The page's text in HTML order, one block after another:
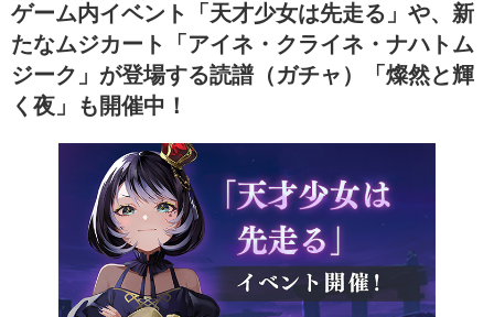
ゲーム内イベント「天才少女は先走る」や、新
たなムジカート「アイネ・クライネ・ナハトム
ジーク」が登場する読譜（ガチャ）「燦然と輝
く夜」も開催中！